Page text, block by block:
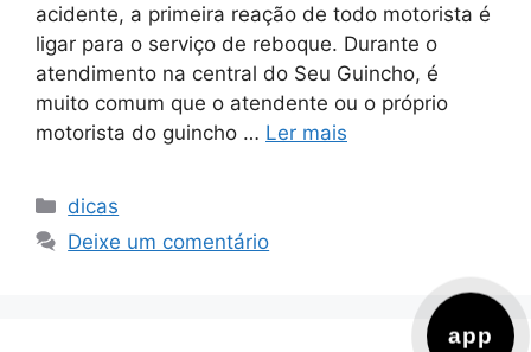
app
acidente, a primeira reação de todo motorista é
ligar para o serviço de reboque. Durante o
atendimento na central do Seu Guincho, é
muito comum que o atendente ou o próprio
motorista do guincho … Ler mais
Categorias
dicas
Deixe um comentário